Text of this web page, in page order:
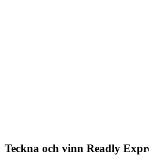
Teckna och vinn Readly